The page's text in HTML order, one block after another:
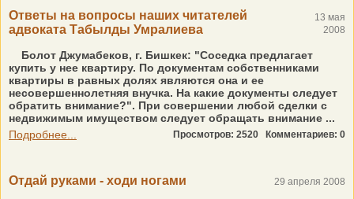
Ответы на вопросы наших читателей
адвоката Табылды Умралиева
13 мая
2008
Болот Джумабеков, г. Бишкек: "Соседка предлагает
купить у нее квартиру. По документам собственниками
квартиры в равных долях являются она и ее
несовершеннолетняя внучка. На какие документы следует
обратить внимание?". При совершении любой сделки с
недвижимым имуществом следует обращать внимание ...
Подробнее...
Просмотров: 2520 Комментариев: 0
Отдай руками - ходи ногами 29 апреля 2008